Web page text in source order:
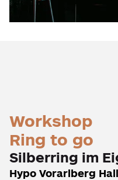
Workshop
Ring to go
Silberring im
Hypo Vorarlberg